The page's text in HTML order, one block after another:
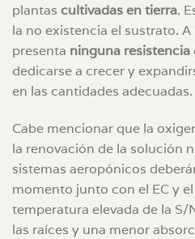
plantas cultivadas en tierra.
la no existencia el sustrato. A
presenta ninguna resistencia
dedicarse a crecer y
en las cantidades adecuadas.
Cabe mencionar que la
la renovación de la solución
sistemas aeropónicos
momento junto con el EC y
temperatura elevada de la
las raíces y una menor